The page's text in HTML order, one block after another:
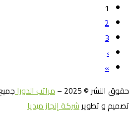
1
2
3
›
»
حقوق النشر © 2025 –
مراتب الدورا
تصميم و تطويرشركة إنجاز ميديا